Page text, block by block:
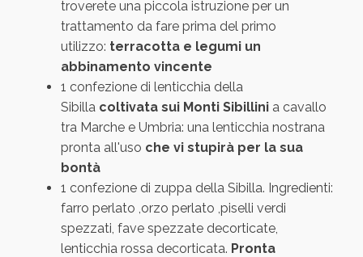
troverete una piccola istruzione per un
trattamento da fare prima del primo
utilizzo: terracotta e legumi un
abbinamento vincente
1 confezione di lenticchia della
Sibilla coltivata sui Monti Sibillini a cavallo
tra Marche e Umbria: una lenticchia nostrana
pronta all'uso che vi stupirà per la sua
bontà
1 confezione di zuppa della Sibilla. Ingredienti:
farro perlato ,orzo perlato ,piselli verdi
spezzati, fave spezzate decorticate,
lenticchia rossa decorticata. Pronta